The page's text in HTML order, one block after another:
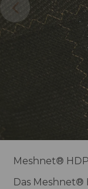
Meshnet®
Das Meshnet®